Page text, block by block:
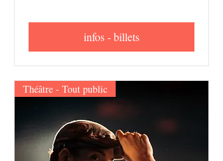
infos - billets
Théâtre - Tout public